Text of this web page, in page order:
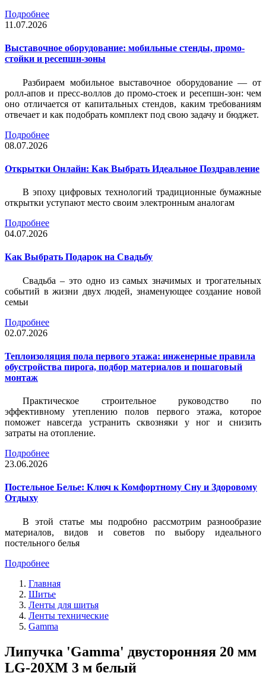
Подробнее
11.07.2026
Выставочное оборудование: мобильные стенды, промо-
стойки и ресепшн-зоны
Разбираем мобильное выставочное оборудование — от
ролл-апов и пресс-воллов до промо-стоек и ресепшн-зон: чем
оно отличается от капитальных стендов, каким требованиям
отвечает и как подобрать комплект под свою задачу и бюджет.
Подробнее
08.07.2026
Открытки Онлайн: Как Выбрать Идеальное Поздравление
В эпоху цифровых технологий традиционные бумажные
открытки уступают место своим электронным аналогам
Подробнее
04.07.2026
Как Выбрать Подарок на Свадьбу
Свадьба – это одно из самых значимых и трогательных
событий в жизни двух людей, знаменующее создание новой
семьи
Подробнее
02.07.2026
Теплоизоляция пола первого этажа: инженерные правила
обустройства пирога, подбор материалов и пошаговый
монтаж
Практическое строительное руководство по
эффективному утеплению полов первого этажа, которое
поможет навсегда устранить сквозняки у ног и снизить
затраты на отопление.
Подробнее
23.06.2026
Постельное Белье: Ключ к Комфортному Сну и Здоровому
Отдыху
В этой статье мы подробно рассмотрим разнообразие
материалов, видов и советов по выбору идеального
постельного белья
Подробнее
Главная
Шитье
Ленты для шитья
Ленты технические
Gamma
Липучка 'Gamma' двусторонняя 20 мм
LG-20XM 3 м белый